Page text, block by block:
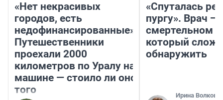
«Нет некрасивых
городов, есть
недофинансированные».
Путешественники
проехали 2000
километров по Уралу на
машине — стоило ли оно
того
«Спуталась
пургу». Врач —
смертельном
который
обнаружить
Ирина Волкова